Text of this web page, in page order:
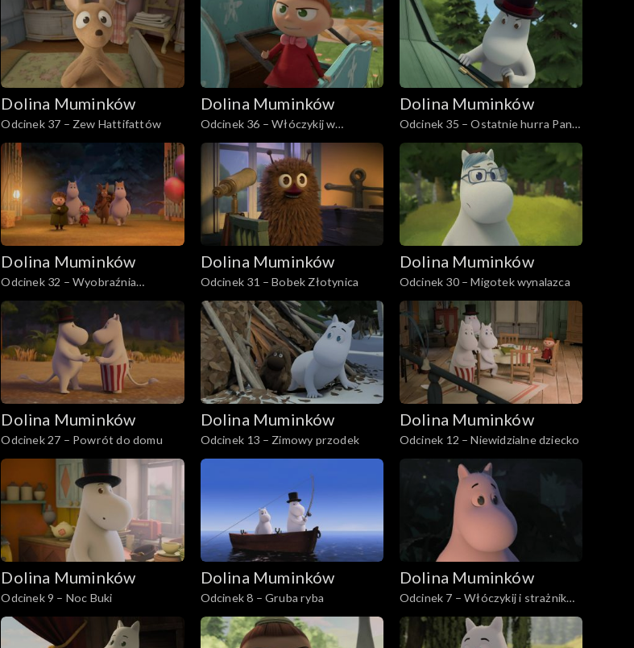
Dolina Muminków
Odcinek 37 – Zew Hattifattów
Dolina Muminków
Odcinek 36 – Włóczykij w
lunaparku
Dolina Muminków
Odcinek 35 – Ostatnie hurra Pani
Fillifionki
Dolina Muminków
Odcinek 32 – Wyobraźnia
Maciupka
Dolina Muminków
Odcinek 31 – Bobek Złotynica
Dolina Muminków
Odcinek 30 – Migotek wynalazca
Dolina Muminków
Odcinek 27 – Powrót do domu
Dolina Muminków
Odcinek 13 – Zimowy przodek
Dolina Muminków
Odcinek 12 – Niewidzialne dziecko
Dolina Muminków
Odcinek 9 – Noc Buki
Dolina Muminków
Odcinek 8 – Gruba ryba
Dolina Muminków
Odcinek 7 – Włóczykij i strażnik
parku